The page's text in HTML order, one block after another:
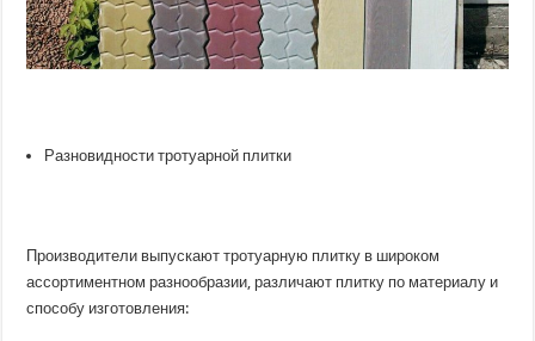
Разновидности тротуарной плитки
Производители выпускают тротуарную плитку в широком
ассортиментном разнообразии, различают плитку по материалу и
способу изготовления: